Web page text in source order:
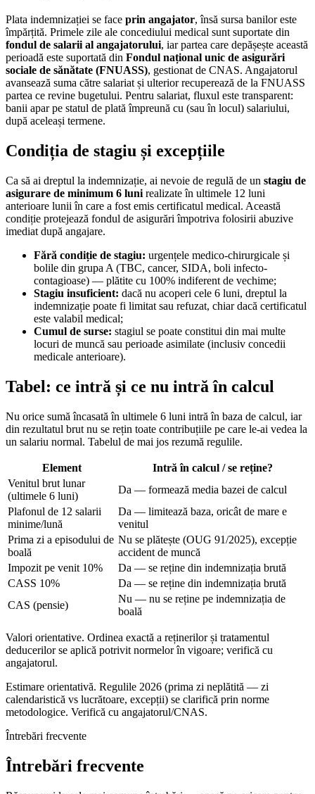
Plata indemnizației se face prin angajator, însă sursa banilor este
împărțită. Primele zile ale concediului medical sunt suportate din
fondul de salarii al angajatorului, iar partea care depășește această
perioadă este suportată din Fondul național unic de asigurări
sociale de sănătate (FNUASS), gestionat de CNAS. Angajatorul
avansează suma către salariat și ulterior recuperează de la FNUASS
partea ce revine bugetului. Pentru salariat, fluxul este transparent:
banii apar pe statul de plată împreună cu (sau în locul) salariului,
după aceleași termene.
Condiția de stagiu și excepțiile
Ca să ai dreptul la indemnizație, ai nevoie de regulă de un stagiu de
asigurare de minimum 6 luni realizate în ultimele 12 luni
anterioare lunii în care a fost emis certificatul medical. Această
condiție protejează fondul de asigurări împotriva folosirii abuzive
imediat după angajare.
Fără condiție de stagiu: urgențele medico-chirurgicale și
bolile din grupa A (TBC, cancer, SIDA, boli infecto-
contagioase) — plătite cu 100% indiferent de vechime;
Stagiu insuficient: dacă nu acoperi cele 6 luni, dreptul la
indemnizație poate fi limitat sau refuzat, chiar dacă certificatul
este valabil medical;
Cumul de surse: stagiul se poate constitui din mai multe
locuri de muncă sau perioade asimilate (inclusiv concedii
medicale anterioare).
Tabel: ce intră și ce nu intră în calcul
Nu orice sumă încasată în ultimele 6 luni intră în baza de calcul, iar
din rezultatul brut nu se rețin toate contribuțiile pe care le-ai vedea la
un salariu normal. Tabelul de mai jos rezumă regulile.
Element
Intră în calcul / se reține?
Venitul brut lunar
(ultimele 6 luni)
Da — formează media bazei de calcul
Plafonul de 12 salarii
minime/lună
Da — limitează baza, oricât de mare e
venitul
Prima zi a episodului de
boală
Nu se plătește (OUG 91/2025), excepție
accident de muncă
Impozit pe venit 10%
Da — se reține din indemnizația brută
CASS 10%
Da — se reține din indemnizația brută
CAS (pensie)
Nu — nu se reține pe indemnizația de
boală
Valori orientative. Ordinea exactă a reținerilor și tratamentul
deducerilor se aplică potrivit normelor în vigoare; verifică cu
angajatorul.
Estimare orientativă. Regulile 2026 (prima zi neplătită — zi
calendaristică vs lucrătoare, excepții) se clarifică prin norme
metodologice. Verifică cu angajatorul/CNAS.
Întrebări frecvente
Întrebări frecvente